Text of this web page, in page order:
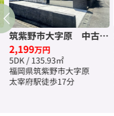
筑紫野市大字原 中古一
戸建☆仲介手数料無料☆
2,199万円
5DK / 135.93㎡
福岡県筑紫野市大字原
太宰府駅徒歩17分